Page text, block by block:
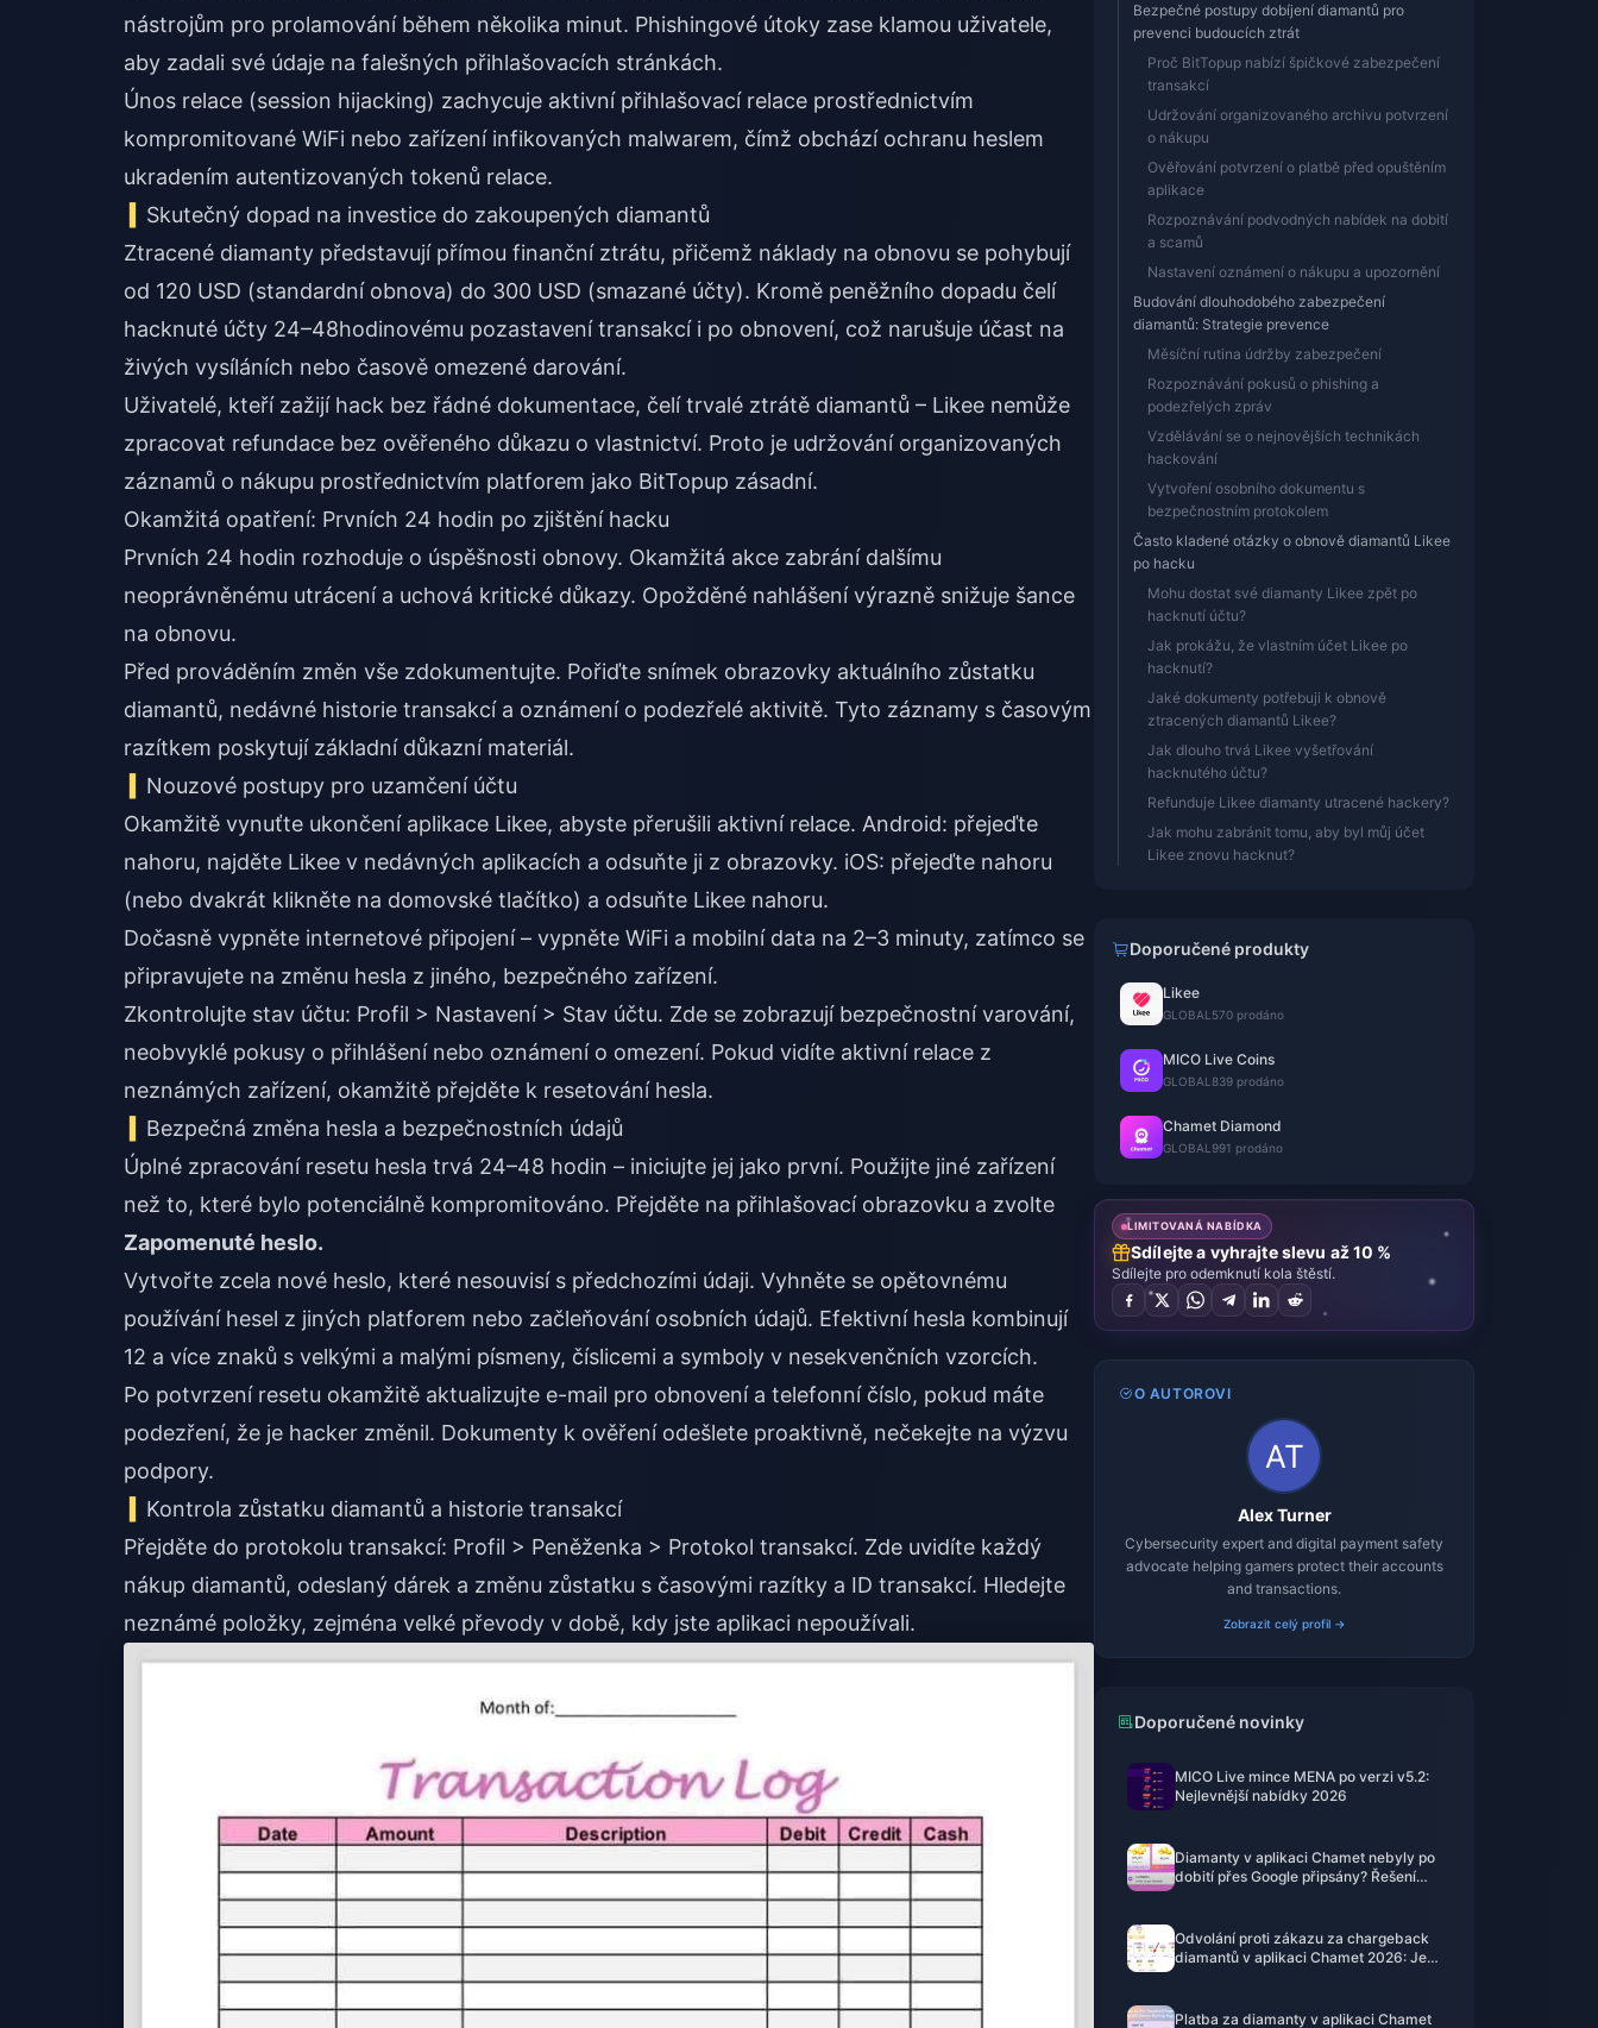
nástrojům pro prolamování během několika minut. Phishingové útoky zase klamou uživatele,
aby zadali své údaje na falešných přihlašovacích stránkách.
Únos relace (session hijacking) zachycuje aktivní přihlašovací relace prostřednictvím
kompromitované WiFi nebo zařízení infikovaných malwarem, čímž obchází ochranu heslem
ukradením autentizovaných tokenů relace.
Skutečný dopad na investice do zakoupených diamantů
Ztracené diamanty představují přímou finanční ztrátu, přičemž náklady na obnovu se pohybují
od 120 USD (standardní obnova) do 300 USD (smazané účty). Kromě peněžního dopadu čelí
hacknuté účty 24–48hodinovému pozastavení transakcí i po obnovení, což narušuje účast na
živých vysíláních nebo časově omezené darování.
Uživatelé, kteří zažijí hack bez řádné dokumentace, čelí trvalé ztrátě diamantů – Likee nemůže
zpracovat refundace bez ověřeného důkazu o vlastnictví. Proto je udržování organizovaných
záznamů o nákupu prostřednictvím platforem jako BitTopup zásadní.
Okamžitá opatření: Prvních 24 hodin po zjištění hacku
Prvních 24 hodin rozhoduje o úspěšnosti obnovy. Okamžitá akce zabrání dalšímu
neoprávněnému utrácení a uchová kritické důkazy. Opožděné nahlášení výrazně snižuje šance
na obnovu.
Před prováděním změn vše zdokumentujte. Pořiďte snímek obrazovky aktuálního zůstatku
diamantů, nedávné historie transakcí a oznámení o podezřelé aktivitě. Tyto záznamy s časovým
razítkem poskytují základní důkazní materiál.
Nouzové postupy pro uzamčení účtu
Okamžitě vynuťte ukončení aplikace Likee, abyste přerušili aktivní relace. Android: přejeďte
nahoru, najděte Likee v nedávných aplikacích a odsuňte ji z obrazovky. iOS: přejeďte nahoru
(nebo dvakrát klikněte na domovské tlačítko) a odsuňte Likee nahoru.
Dočasně vypněte internetové připojení – vypněte WiFi a mobilní data na 2–3 minuty, zatímco se
připravujete na změnu hesla z jiného, bezpečného zařízení.
Zkontrolujte stav účtu: Profil > Nastavení > Stav účtu. Zde se zobrazují bezpečnostní varování,
neobvyklé pokusy o přihlášení nebo oznámení o omezení. Pokud vidíte aktivní relace z
neznámých zařízení, okamžitě přejděte k resetování hesla.
Bezpečná změna hesla a bezpečnostních údajů
Úplné zpracování resetu hesla trvá 24–48 hodin – iniciujte jej jako první. Použijte jiné zařízení
než to, které bylo potenciálně kompromitováno. Přejděte na přihlašovací obrazovku a zvolte
Zapomenuté heslo.
Vytvořte zcela nové heslo, které nesouvisí s předchozími údaji. Vyhněte se opětovnému
používání hesel z jiných platforem nebo začleňování osobních údajů. Efektivní hesla kombinují
12 a více znaků s velkými a malými písmeny, číslicemi a symboly v nesekvenčních vzorcích.
Po potvrzení resetu okamžitě aktualizujte e-mail pro obnovení a telefonní číslo, pokud máte
podezření, že je hacker změnil. Dokumenty k ověření odešlete proaktivně, nečekejte na výzvu
podpory.
Kontrola zůstatku diamantů a historie transakcí
Přejděte do protokolu transakcí: Profil > Peněženka > Protokol transakcí. Zde uvidíte každý
nákup diamantů, odeslaný dárek a změnu zůstatku s časovými razítky a ID transakcí. Hledejte
neznámé položky, zejména velké převody v době, kdy jste aplikaci nepoužívali.
Bezpečné postupy dobíjení diamantů pro
prevenci budoucích ztrát
Proč BitTopup nabízí špičkové zabezpečení
transakcí
Udržování organizovaného archivu potvrzení
o nákupu
Ověřování potvrzení o platbě před opuštěním
aplikace
Rozpoznávání podvodných nabídek na dobití
a scamů
Nastavení oznámení o nákupu a upozornění
Budování dlouhodobého zabezpečení
diamantů: Strategie prevence
Měsíční rutina údržby zabezpečení
Rozpoznávání pokusů o phishing a
podezřelých zpráv
Vzdělávání se o nejnovějších technikách
hackování
Vytvoření osobního dokumentu s
bezpečnostním protokolem
Často kladené otázky o obnově diamantů Likee
po hacku
Mohu dostat své diamanty Likee zpět po
hacknutí účtu?
Jak prokážu, že vlastním účet Likee po
hacknutí?
Jaké dokumenty potřebuji k obnově
ztracených diamantů Likee?
Jak dlouho trvá Likee vyšetřování
hacknutého účtu?
Refunduje Likee diamanty utracené hackery?
Jak mohu zabránit tomu, aby byl můj účet
Likee znovu hacknut?
Doporučené produkty
Likee
GLOBAL 570 prodáno
MICO Live Coins
GLOBAL 839 prodáno
Chamet Diamond
GLOBAL 991 prodáno
LIMITOVANÁ NABÍDKA
Sdílejte a vyhrajte slevu až 10 %
Sdílejte pro odemknutí kola štěstí.
O AUTOROVI
Alex Turner
Cybersecurity expert and digital payment safety
advocate helping gamers protect their accounts
and transactions.
Zobrazit celý profil →
Doporučené novinky
MICO Live mince MENA po verzi v5.2:
Nejlevnější nabídky 2026
Diamanty v aplikaci Chamet nebyly po
dobití přes Google připsány? Řešení
Odvolání proti zákazu za chargeback
diamantů v aplikaci Chamet 2026: Je
Platba za diamanty v aplikaci Chamet